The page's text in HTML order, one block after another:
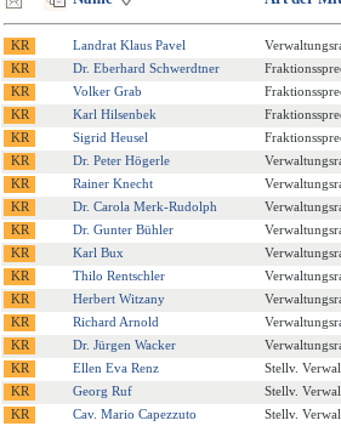
Landrat Klaus Pavel
Dr. Eberhard Schwerdtner
Volker Grab
Karl Hilsenbek
Sigrid Heusel
Dr. Peter Högerle
Rainer Knecht
Dr. Carola Merk-Rudolph
Dr. Gunter Bühler
Karl Bux
Thilo Rentschler
Herbert Witzany
Richard Arnold
Dr. Jürgen Wacker
Ellen Eva Renz
Stellv.
Georg Ruf
Stellv.
Cav. Mario Capezzuto
Stellv.